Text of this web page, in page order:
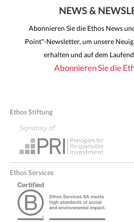
NEWS &
Abonnieren Sie die Ethos News
Point"-Newsletter, um unsere
erhalten und auf dem
Abonnieren Sie die
Ethos Stiftung
Ethos Services